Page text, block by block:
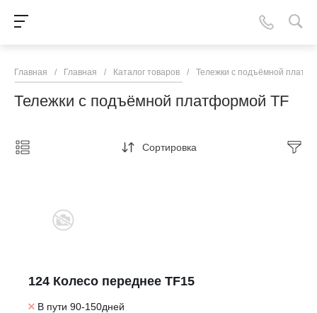
Главная / Главная / Каталог товаров / Тележки с подъёмной
Тележки с подъёмной платформой TF
Сортировка
124 Колесо переднее TF15
В пути 90-150дней